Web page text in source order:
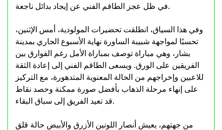
في ظل عجز الطاقم الفني عن إيجاد بدائل ناجعة.
وفي هذا السياق، انطلقت تحضيرات المولودية، أمس الإثنين،
تحسبًا لمواجهة شبيبة الساورة نهاية الأسبوع الجاري بمدينة
بشار، وهي مباراة توصف بمباراة الأمل رغم الفوارق بين
الفريقين على الورق. ويسعى الطاقم الفني إلى إعادة الثقة
للاعبين وإخراجهم من الحالة المعنوية المتدهورة، مع التركيز
على إنهاء مرحلة الذهاب بأفضل صورة ممكنة وحصد نقاط
قد تعيد الفريق إلى سباق البقاء.
من جهتهم، يعيش أنصار اللونين الأزرق والأبيض حالة قلق